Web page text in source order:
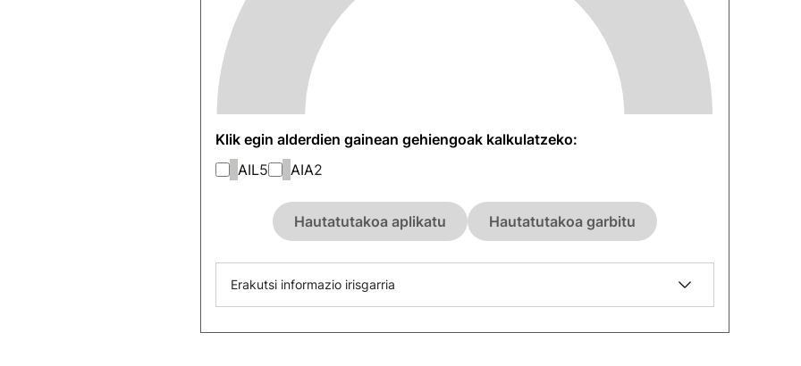
Klik egin alderdien gainean gehiengoak kalkulatzeko:
AIL5 AIA2
Hautatutakoa aplikatu Hautatutakoa garbitu
Erakutsi informazio irisgarria